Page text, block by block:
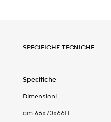
SPECIFICHE TECNICHE
Specifiche
Dimensioni:
cm 66x70x66H